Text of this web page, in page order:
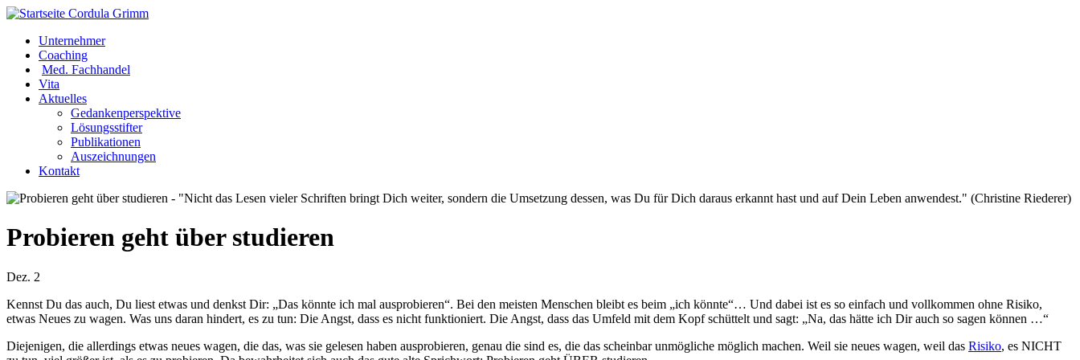
Unternehmer
Coaching
Med. Fachhandel
Vita
Aktuelles
Gedankenperspektive
Lösungsstifter
Publikationen
Auszeichnungen
Kontakt
Probieren geht über studieren
Dez. 2
Kennst Du das auch, Du liest etwas und denkst Dir: „Das könnte ich mal ausprobieren“. Bei den meisten Menschen bleibt es beim „ich könnte“… Und dabei ist es so einfach und vollkommen ohne Risiko,
etwas Neues zu wagen. Was uns daran hindert, es zu tun: Die Angst, dass es nicht funktioniert. Die Angst, dass das Umfeld mit dem Kopf schüttelt und sagt: „Na, das hätte ich Dir auch so sagen können …“
Diejenigen, die allerdings etwas neues wagen, die das, was sie gelesen haben ausprobieren, genau die sind es, die das scheinbar unmögliche möglich machen. Weil sie neues wagen, weil das Risiko, es NICHT